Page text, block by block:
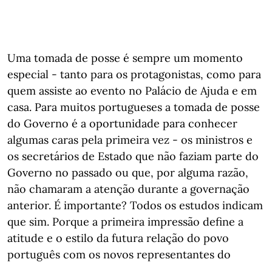
Uma tomada de posse é sempre um momento
especial - tanto para os protagonistas, como para
quem assiste ao evento no Palácio de Ajuda e em
casa. Para muitos portugueses a tomada de posse
do Governo é a oportunidade para conhecer
algumas caras pela primeira vez - os ministros e
os secretários de Estado que não faziam parte do
Governo no passado ou que, por alguma razão,
não chamaram a atenção durante a governação
anterior. É importante? Todos os estudos indicam
que sim. Porque a primeira impressão define a
atitude e o estilo da futura relação do povo
português com os novos representantes do